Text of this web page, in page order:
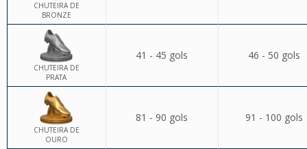
CHUTEIRA DE
BRONZE
CHUTEIRA DE
PRATA
41 - 45 gols 46 - 50 gols
CHUTEIRA DE
OURO
81 - 90 gols 91 - 100 gols